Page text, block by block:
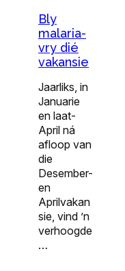
Bly
malaria-
vry dié
vakansie
Jaarliks, in
Januarie
en laat-
April ná
afloop van
die
Desember-
en
Aprilvakan
sie, vind ’n
verhoogde
…